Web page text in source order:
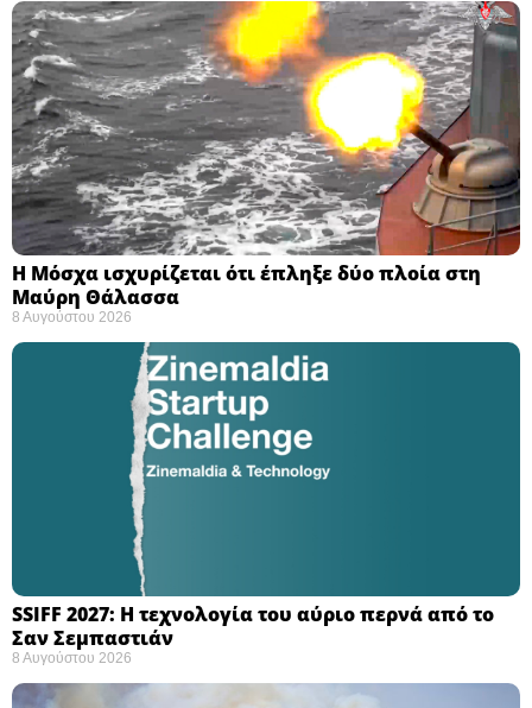
Η Μόσχα ισχυρίζεται ότι έπληξε δύο πλοία στη
Μαύρη Θάλασσα ​
8 Αυγούστου 2026
SSIFF 2027: Η τεχνολογία του αύριο περνά από το
Σαν Σεμπαστιάν ​
8 Αυγούστου 2026